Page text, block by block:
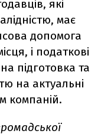
які
має
допомога
і податкові
підготовка та
на актуальні
компаній.